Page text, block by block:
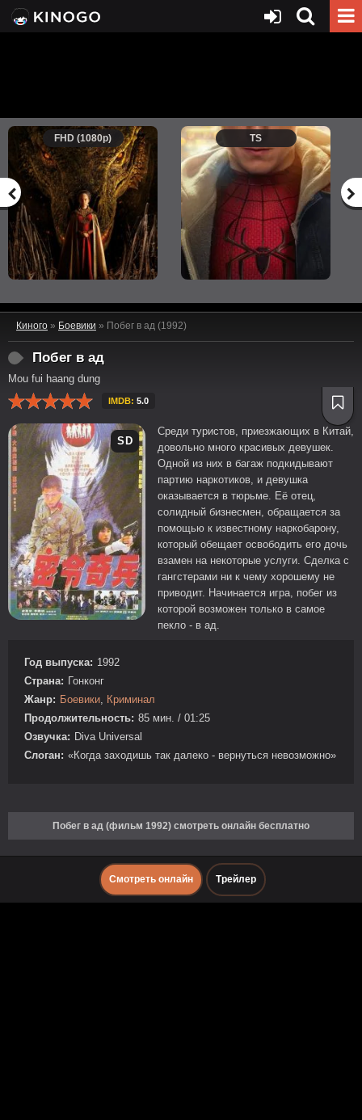
FHD (1080p) TS
Киного » Боевики » Побег в ад (1992)
Побег в ад
Mou fui haang dung
IMDB: 5.0
SD
Среди туристов, приезжающих в Китай,
довольно много красивых девушек.
Одной из них в багаж подкидывают
партию наркотиков, и девушка
оказывается в тюрьме. Её отец,
солидный бизнесмен, обращается за
помощью к известному наркобарону,
который обещает освободить его дочь
взамен на некоторые услуги. Сделка с
гангстерами ни к чему хорошему не
приводит. Начинается игра, побег из
которой возможен только в самое
пекло - в ад.
Год выпуска: 1992
Страна: Гонконг
Жанр: Боевики, Криминал
Продолжительность: 85 мин. / 01:25
Озвучка: Diva Universal
Слоган: «Когда заходишь так далеко - вернуться невозможно»
Побег в ад (фильм 1992) смотреть онлайн бесплатно
Смотреть онлайн Трейлер